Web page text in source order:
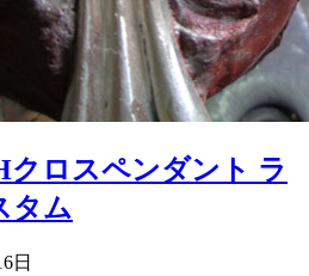
クロスペンダント ラ
タム
日